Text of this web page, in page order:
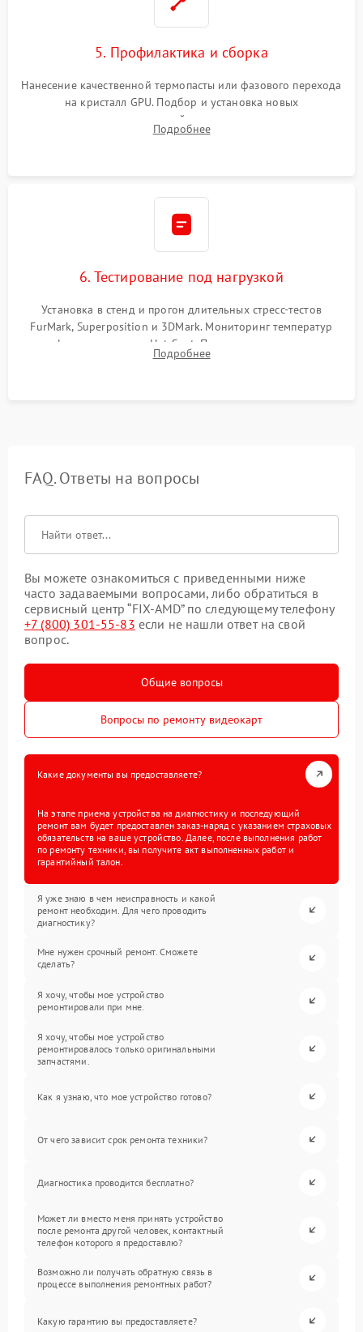
5. Профилактика и сборка
Нанесение качественной термопасты или фазового перехода
на кристалл GPU. Подбор и установка новых
термопрокладок правильной толщины на память и цепи
питания. Монтаж радиатора и бэкплейта, подключение и
Подробнее
6. Тестирование под нагрузкой
Установка в стенд и прогон длительных стресс-тестов
FurMark, Superposition и 3DMark. Мониторинг температур
графического чипа и Hot Spot. Проверка на отсутствие
артефактов изображения, вылетов драйвера и зависаний.
Подробнее
FAQ. Ответы на вопросы
Вы можете ознакомиться с приведенными ниже
часто задаваемыми вопросами, либо обратиться в
сервисный центр “FIX-AMD” по следующему телефону
+7 (800) 301-55-83 если не нашли ответ на свой
вопрос.
Общие вопросы
Вопросы по ремонту видеокарт
Какие документы вы предоставляете?
На этапе приема устройства на диагностику и последующий
ремонт вам будет предоставлен заказ-наряд с указанием страховых
обязательств на ваше устройство. Далее, после выполнения работ
по ремонту техники, вы получите акт выполненных работ и
гарантийный талон.
Я уже знаю в чем неисправность и какой
ремонт необходим. Для чего проводить
диагностику?
Мне нужен срочный ремонт. Сможете
сделать?
Я хочу, чтобы мое устройство
ремонтировали при мне.
Я хочу, чтобы мое устройство
ремонтировалось только оригинальными
запчастями.
Как я узнаю, что мое устройство готово?
От чего зависит срок ремонта техники?
Диагностика проводится бесплатно?
Может ли вместо меня принять устройство
после ремонта другой человек, контактный
телефон которого я предоставлю?
Возможно ли получать обратную связь в
процессе выполнения ремонтных работ?
Какую гарантию вы предоставляете?